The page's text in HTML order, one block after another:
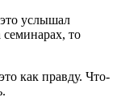
услышал
семинарах, то
как правду. Что-